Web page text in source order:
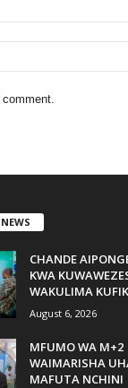
CHANDE
KWA
WAKULIMA
August 6, 2026
MFUMO WA M+2
WAIMARISHA
MAFUTA NCHINI